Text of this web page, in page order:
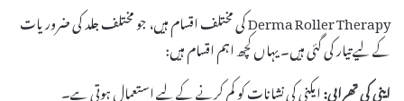
Derma Roller Therapy کی مختلف اقسام ہیں، جو مختلف جلد کی ضروریات
کے لیے تیار کی گئی ہیں۔ یہاں کچھ اہم اقسام ہیں:
اینی کی تھراپی:ایکنی کی نشانات کو کم کرنے کے لیے استعمال ہوتی ہے۔